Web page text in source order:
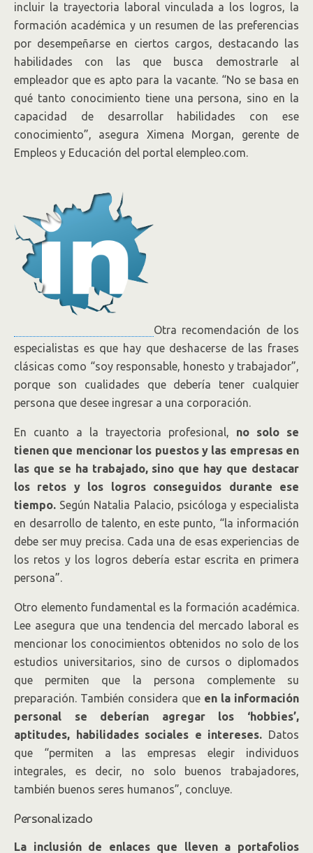
incluir la trayectoria laboral vinculada a los logros, la
formación académica y un resumen de las preferencias
por desempeñarse en ciertos cargos, destacando las
habilidades con las que busca demostrarle al
empleador que es apto para la vacante. “No se basa en
qué tanto conocimiento tiene una persona, sino en la
capacidad de desarrollar habilidades con ese
conocimiento”, asegura Ximena Morgan, gerente de
Empleos y Educación del portal elempleo.com.
Otra recomendación de los
especialistas es que hay que deshacerse de las frases
clásicas como “soy responsable, honesto y trabajador”,
porque son cualidades que debería tener cualquier
persona que desee ingresar a una corporación.
En cuanto a la trayectoria profesional, no solo se
tienen que mencionar los puestos y las empresas en
las que se ha trabajado, sino que hay que destacar
los retos y los logros conseguidos durante ese
tiempo. Según Natalia Palacio, psicóloga y especialista
en desarrollo de talento, en este punto, “la información
debe ser muy precisa. Cada una de esas experiencias de
los retos y los logros debería estar escrita en primera
persona”.
Otro elemento fundamental es la formación académica.
Lee asegura que una tendencia del mercado laboral es
mencionar los conocimientos obtenidos no solo de los
estudios universitarios, sino de cursos o diplomados
que permiten que la persona complemente su
preparación. También considera que en la información
personal se deberían agregar los ‘hobbies’,
aptitudes, habilidades sociales e intereses. Datos
que “permiten a las empresas elegir individuos
integrales, es decir, no solo buenos trabajadores,
también buenos seres humanos”, concluye.
Personalizado
La inclusión de enlaces que lleven a portafolios